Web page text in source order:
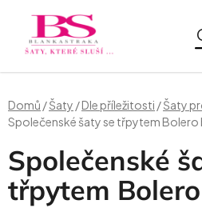
obsah
Domů /Šaty /Dle příležitosti /Šaty
Společenské šaty se třpytem Bolero
Společenské
třpytem